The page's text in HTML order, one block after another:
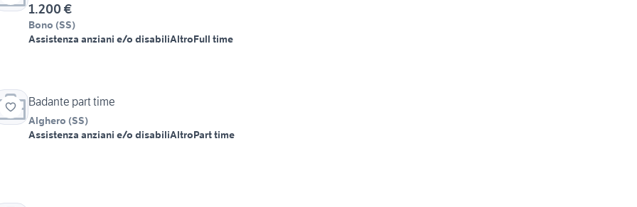
1.200 €
Bono (SS)
Assistenza anziani e/o disabiliAltroFull time
Badante part time
Alghero (SS)
Assistenza anziani e/o disabiliAltroPart time